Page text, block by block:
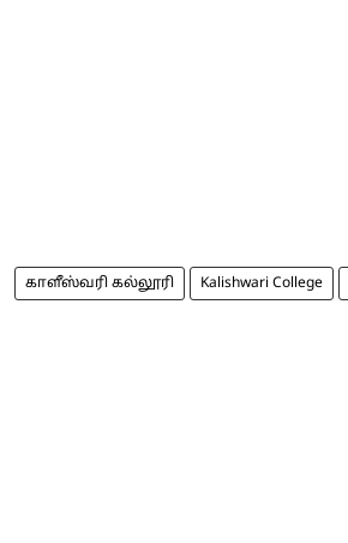
காளீஸ்வரி கல்லூரி Kalishwari College